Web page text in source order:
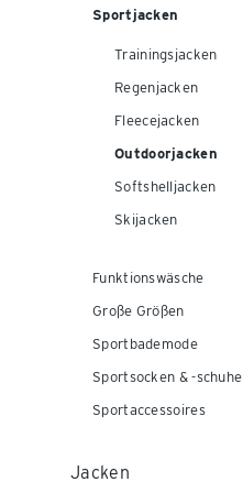
Sportjacken
Trainingsjacken
Regenjacken
Fleecejacken
Outdoorjacken
Softshelljacken
Skijacken
Funktionswäsche
Große Größen
Sportbademode
Sportsocken & -schuhe
Sportaccessoires
Jacken